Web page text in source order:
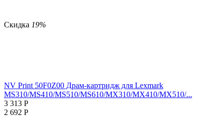
Скидка 19%
NV Print 50F0Z00 Драм-картридж для Lexmark
MS310/MS410/MS510/MS610/MX310/MX410/MX510/...
3 313 Р
2 692 Р